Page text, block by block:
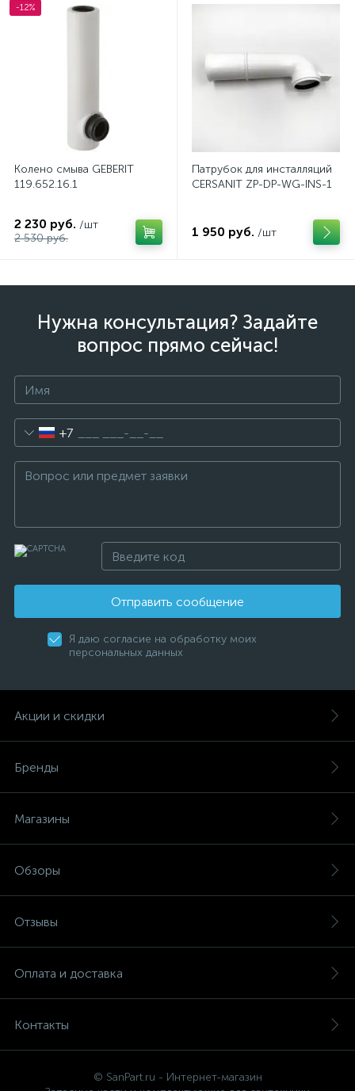
-12%
Колено смыва GEBERIT
119.652.16.1
2 230 руб. /шт
2 530 руб.
Патрубок для инсталляций
CERSANIT ZP-DP-WG-INS-1
1 950 руб. /шт
Нужна консультация? Задайте
вопрос прямо сейчас!
+7
Отправить сообщение
Я даю согласие на обработку моих
персональных данных
Акции и скидки
Бренды
Магазины
Обзоры
Отзывы
Оплата и доставка
Контакты
© SanPart.ru - Интернет-магазин